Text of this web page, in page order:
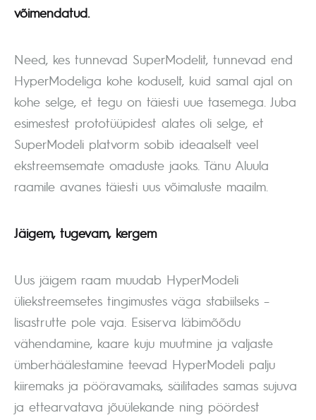
võimendatud.
Need, kes tunnevad SuperModelit, tunnevad end
HyperModeliga kohe koduselt, kuid samal ajal on
kohe selge, et tegu on täiesti uue tasemega. Juba
esimestest prototüüpidest alates oli selge, et
SuperModeli platvorm sobib ideaalselt veel
ekstreemsemate omaduste jaoks. Tänu Aluula
raamile avanes täiesti uus võimaluste maailm.
Jäigem, tugevam, kergem
Uus jäigem raam muudab HyperModeli
üliekstreemsetes tingimustes väga stabiilseks –
lisastrutte pole vaja. Esiserva läbimõõdu
vähendamine, kaare kuju muutmine ja valjaste
ümberhäälestamine teevad HyperModeli palju
kiiremaks ja pööravamaks, säilitades samas sujuva
ja ettearvatava jõuülekande ning pöördest